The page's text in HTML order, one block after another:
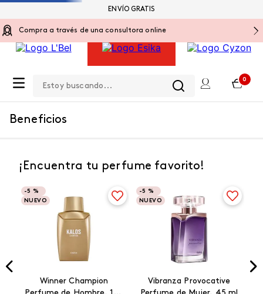
Compra a través de una consultora online
0
ENVÍO GRATIS
Beneficios
¡Encuentra tu perfume favorito!
-5 %
NUEVO
Winner Champion
-5 %
NUEVO
Vibranza Provocative